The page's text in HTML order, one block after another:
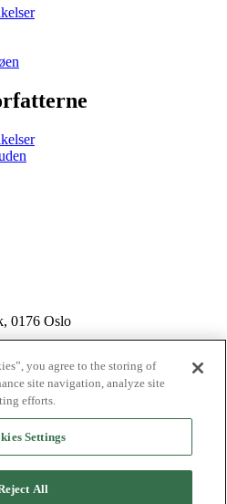
0176 Oslo
you agree to the storing of
site navigation, analyze site
efforts.
Settings
All